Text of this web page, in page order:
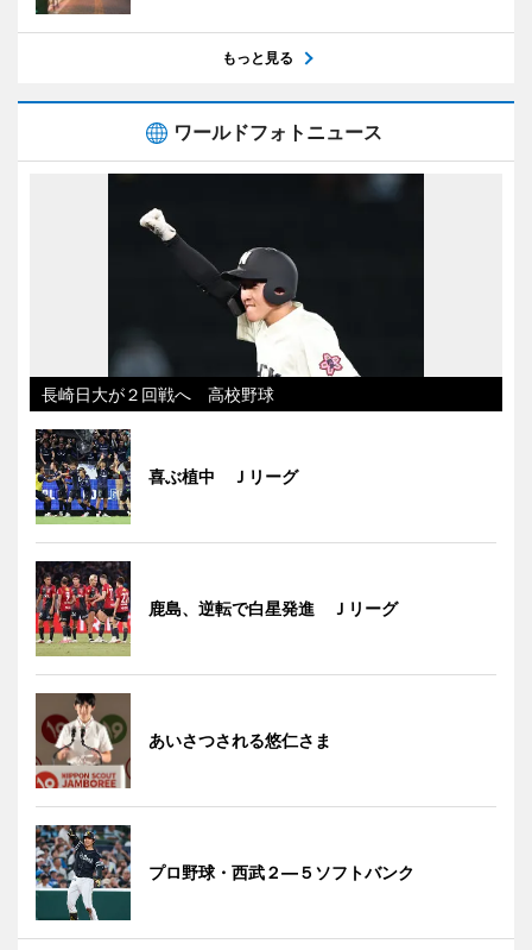
もっと見る
ワールドフォトニュース
長崎日大が２回戦へ 高校野球
喜ぶ植中 Ｊリーグ
鹿島、逆転で白星発進 Ｊリーグ
あいさつされる悠仁さま
プロ野球・西武２―５ソフトバンク